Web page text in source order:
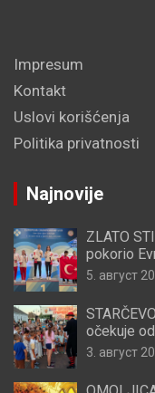
Impresum
Kontakt
Uslovi korišćenja
Politika privatnosti
Najnovije
ZLATO
pokorio
5. август
očekuje
3. август